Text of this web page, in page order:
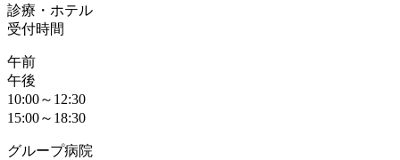
診療・ホテル
受付時間
午前
午後
10:00～12:30
15:00～18:30
グループ病院